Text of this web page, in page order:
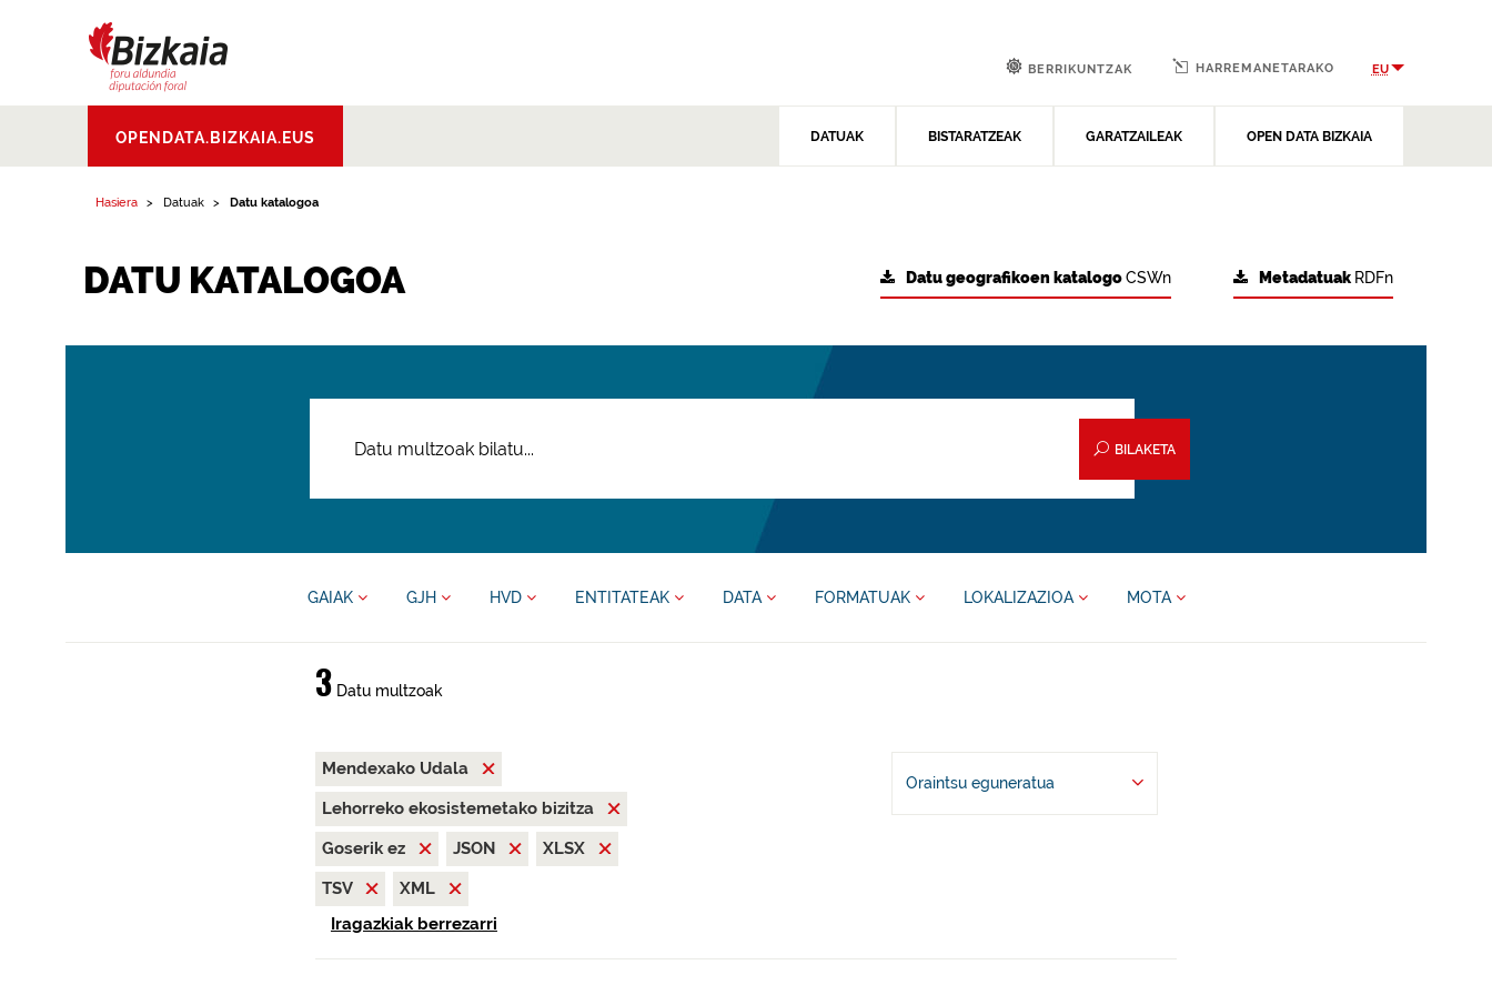
Aldundia.Diputacion
Foral de Bizkaia
OPENDATA.BIZKAIA.EUS DATUAK BISTARATZEAK GARATZAILEAK OPEN DATA BIZKAIA
BERRIKUNTZAK HARREMANETARAKO EU
Hasiera Datuak Datu katalogoa
DATU KATALOGOA Metadatuak RDFn
Datu geografikoen katalogoCSWn
BILAKETA
GAIAK GJH HVD ENTITATEAK DATA FORMATUAK LOKALIZAZIOA MOTA
3Datu multzoak
Mendexako Udala
Lehorreko ekosistemetako bizitza
Goserik ez
JSON
XLSX
TSV
XML
Iragazkiak berrezarri
Oraintsu eguneratua